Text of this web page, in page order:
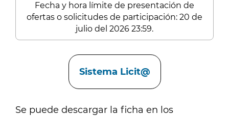
Fecha y hora límite de presentación de
ofertas o solicitudes de participación: 20 de
julio del 2026 23:59.
Sistema Licit@
Se puede descargar la ficha en los